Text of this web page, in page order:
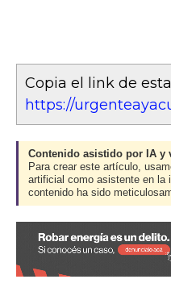
Copia el link de
https://
Contenido asistido por IA y
Para crear este artículo,
artificial como asistente en la
contenido ha sido